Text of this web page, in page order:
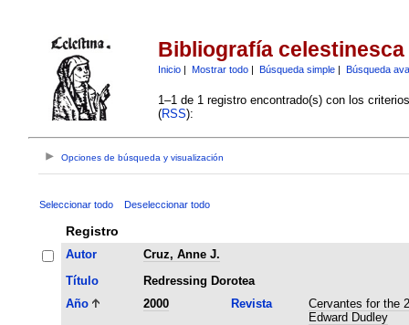
Bibliografía celestinesca
Inicio| Mostrar todo| Búsqueda simple| Búsqueda
1–1 de 1 registro encontrado(s) con los
(RSS):
Opciones de búsqueda y visualización
Seleccionar todo Deseleccionar todo
Registro
Autor
Cruz, Anne J.
Título
Redressing Dorotea
Año
2000 Revista
Cervantes for the
Edward Dudley